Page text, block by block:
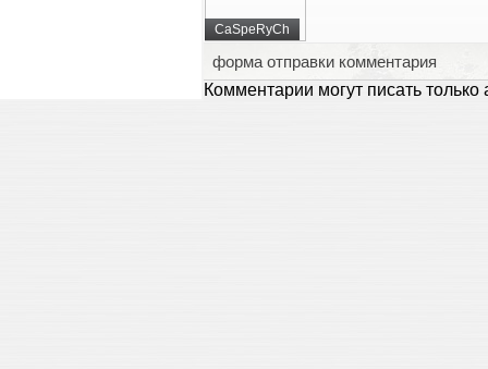
CaSpeRyCh
форма отправки комментария
Комментарии могут писать